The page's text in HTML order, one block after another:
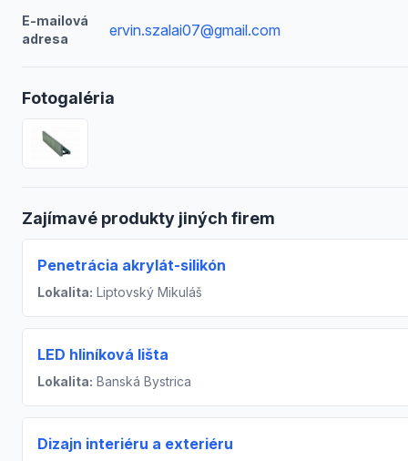
E-mailová
adresa
ervin.szalai07@gmail.com
Fotogaléria
Zajímavé produkty jiných firem
Penetrácia akrylát-silikón
Lokalita: Liptovský Mikuláš
LED hliníková lišta
Lokalita: Banská Bystrica
Dizajn interiéru a exteriéru